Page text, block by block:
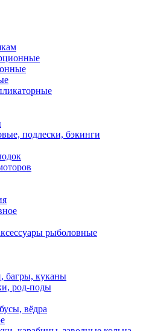
подлески, бэкинги
рыболовные
багры, куканы
род-поды
вёдра